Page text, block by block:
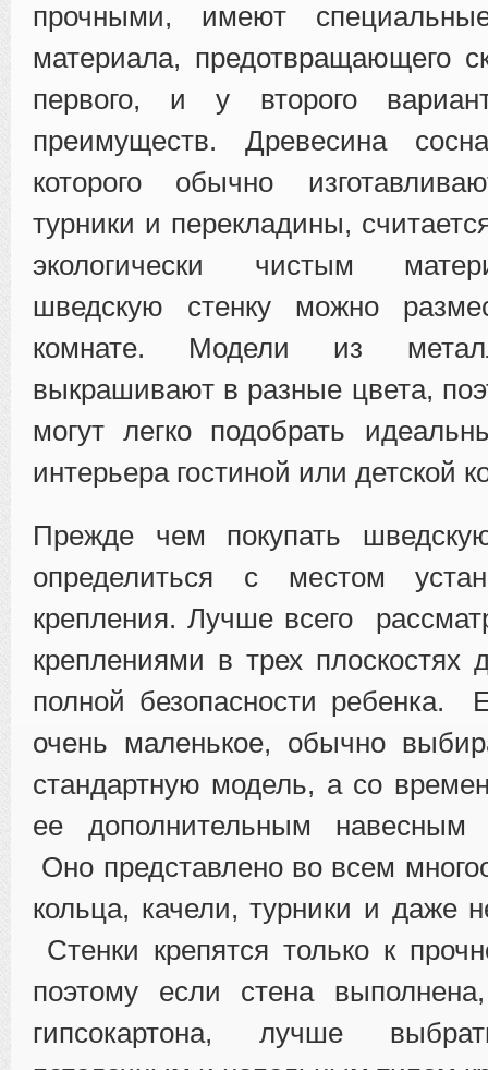
прочными, имеют
материала, предотвращающего
первого, и у второго
преимуществ. Древесина
которого обычно
турники и перекладины,
экологически чистым
шведскую стенку можно
комнате. Модели из
выкрашивают в разные цвета,
могут легко подобрать
интерьера гостиной или детской
Прежде чем покупать
определиться с местом
крепления. Лучше всего
креплениями в трех плоскостях
полной безопасности ребенка.
очень маленькое, обычно
стандартную модель, а со
ее дополнительным навесным
Оно представлено во всем
кольца, качели, турники и даже
Стенки крепятся только к
поэтому если стена
гипсокартона, лучше